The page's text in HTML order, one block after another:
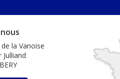
la Vanoise